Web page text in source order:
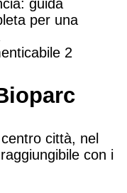
città, nel
con i